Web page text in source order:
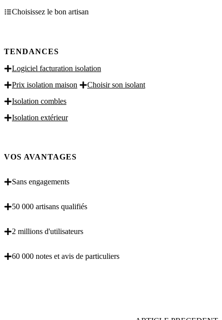
Choisissez le bon artisan
TENDANCES
Logiciel facturation isolation
Prix isolation maison
Choisir son isolant
Isolation combles
Isolation extérieur
VOS AVANTAGES
Sans engagements
50 000 artisans qualifiés
2 millions d'utilisateurs
60 000 notes et avis de particuliers